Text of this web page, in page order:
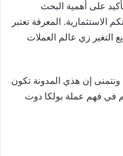
على أهمية البحث
الاستثمارية. المعرفة تعتبر
زي عالم العملات
إن هذي المدونة تكون
في فهم عملة بولكا دوت